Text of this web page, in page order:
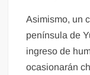
Asimismo, un
península de
ingreso de
ocasionarán